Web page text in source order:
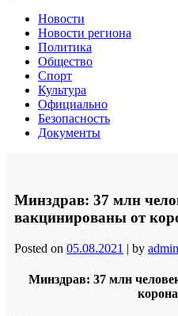
Новости
Новости региона
Политика
Общество
Спорт
Культура
Официально
Безопасность
Документы
Минздрав: 37 млн
вакцинированы от
Posted on 05.08.2021 | by admin
Минздрав: 37 млн